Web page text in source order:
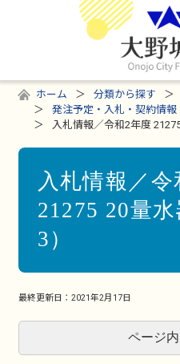
ホーム 分類から探す
発注予定・入札・契約情報
入札情報／令和2年度
入札情報／令
21275 20量
3）
最終更新日： 2021年2月17日
ページ